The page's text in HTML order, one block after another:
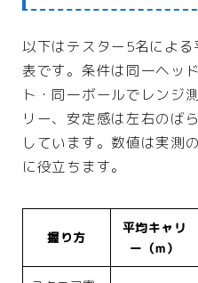
以下はテスター5名によ
表です。条件は同一ヘッ
ト・同一ボールでレンジ
リー、安定感は左右のば
しています。数値は実測
に役立ちます。
握り方
平均キャリ
ー（m）